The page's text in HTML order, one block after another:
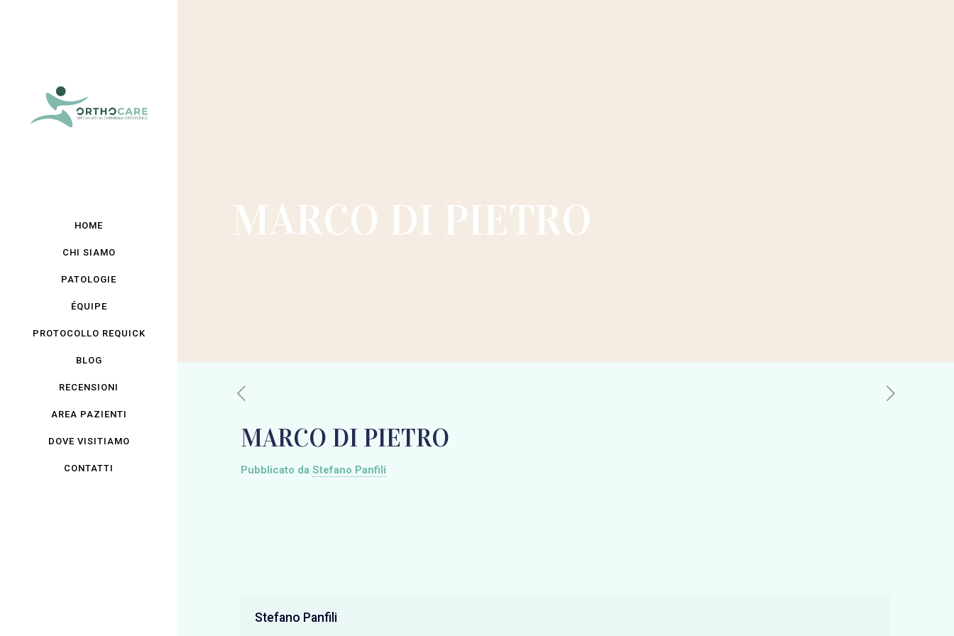
HOME
CHI SIAMO
PATOLOGIE
ÉQUIPE
PROTOCOLLO REQUICK
BLOG
RECENSIONI
AREA PAZIENTI
DOVE VISITIAMO
CONTATTI
MARCO DI PIETRO
MARCO DI PIETRO
Pubblicato da Stefano Panfili
Stefano Panfili